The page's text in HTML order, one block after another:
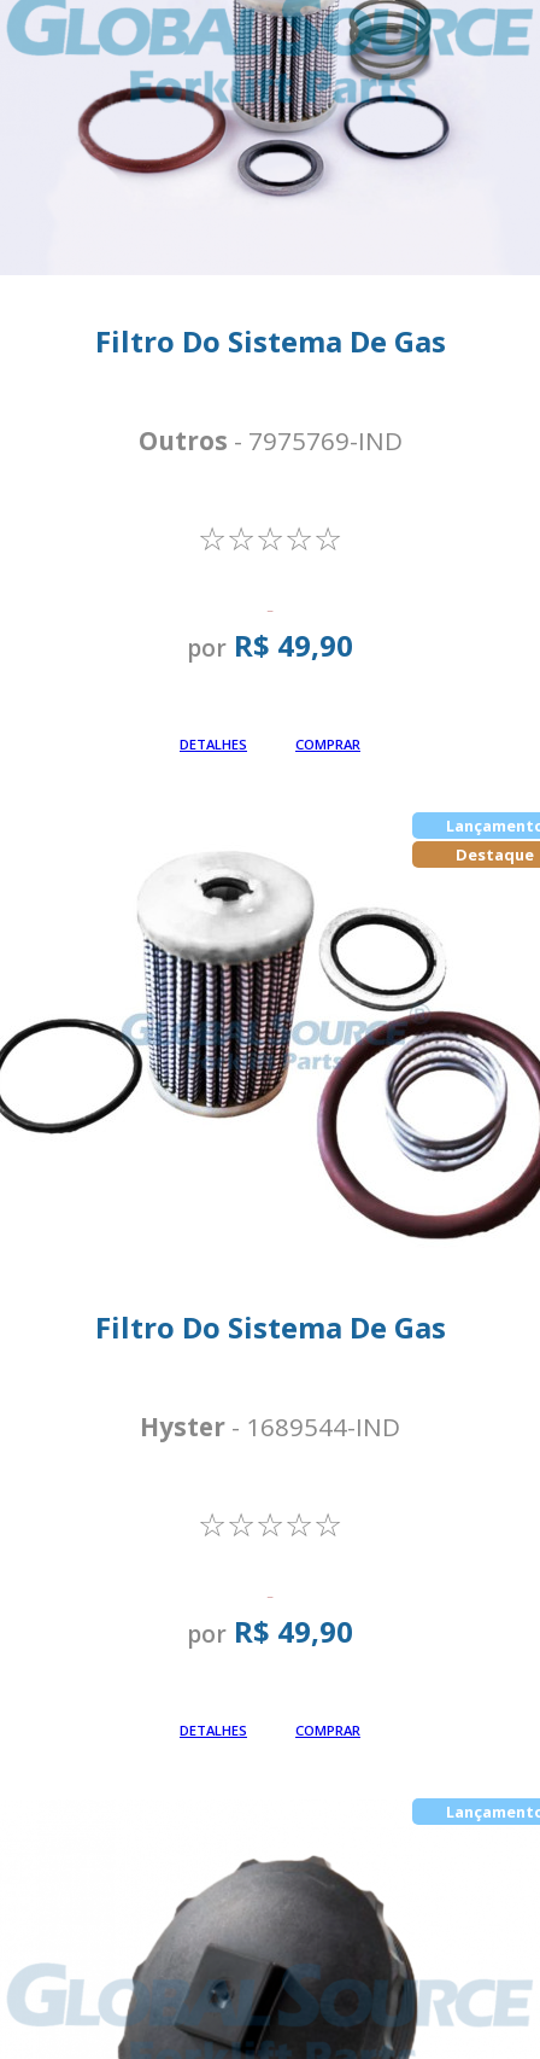
Filtro Do Sistema De Gas
Outros - 7975769-IND
☆☆☆☆☆
-
por R$ 49,90
DETALHES COMPRAR
Destaque
Filtro Do Sistema De Gas
Hyster - 1689544-IND
☆☆☆☆☆
-
por R$ 49,90
DETALHES COMPRAR